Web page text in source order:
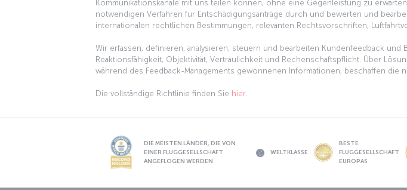
Kommunikationskanäle mit uns teilen können, ohne eine Gegenleistung zu
notwendigen Verfahren für Entschädigungsanträge durch und bewerten und
internationalen rechtlichen Bestimmungen, relevanten Rechtsvorschriften,
Wir erfassen, definieren, analysieren, steuern und bearbeiten Kundenfeedback
Reaktionsfähigkeit, Objektivität, Vertraulichkeit und Rechenschaftspflicht. Über
während des Feedback-Managements gewonnenen Informationen, beschaffen
Die vollständige Richtlinie finden Sie hier.
DIE MEISTEN LÄNDER, DIE VON
EINER FLUGGESELLSCHAFT
ANGEFLOGEN WERDEN
WELTKLASSE
BESTE
FLUGGESELLSCHAFT
EUROPAS